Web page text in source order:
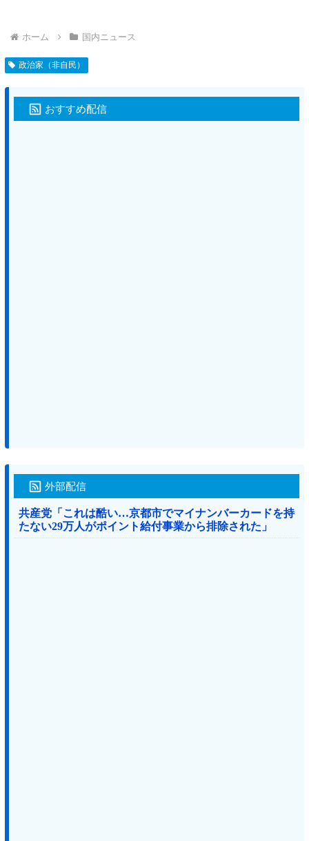
ホーム 国内ニュース
政治家（非自民）
おすすめ配信
外部配信
共産党「これは酷い…京都市でマイナンバーカードを持
たない29万人がポイント給付事業から排除された」